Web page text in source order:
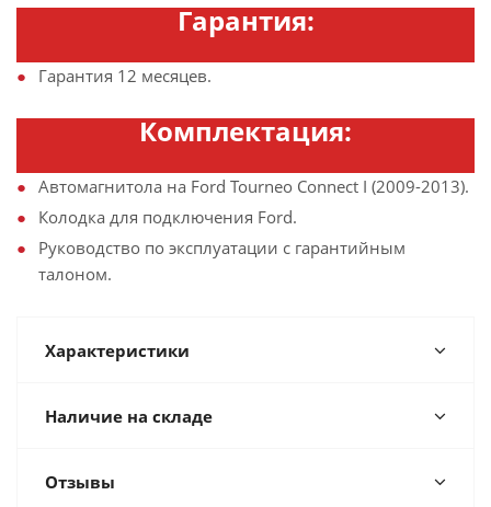
Гарантия:
Гарантия 12 месяцев.
Комплектация:
Автомагнитола на Ford Tourneo Connect I (2009-2013).
Колодка для подключения Ford.
Руководство по эксплуатации с гарантийным
талоном.
Характеристики
Наличие на складе
Отзывы